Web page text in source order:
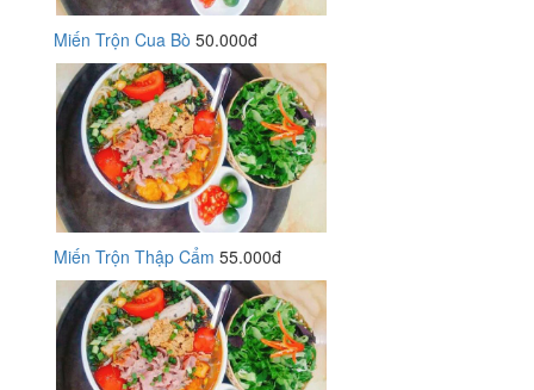
Miến Trộn Cua Bò 50.000đ
Miến Trộn Thập Cẩm 55.000đ